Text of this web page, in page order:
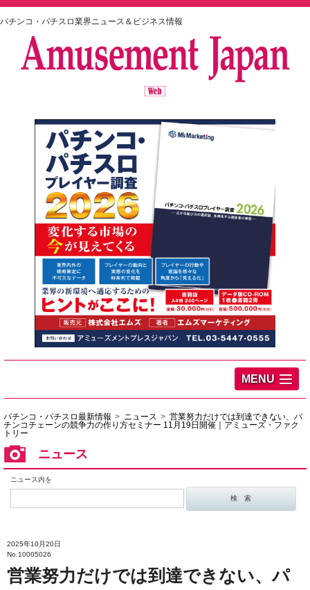
パチンコ・パチスロ業界ニュース＆ビジネス情報
MENU
パチンコ・パチスロ最新情報 ニュース
営業努力だけでは到達できない、パ
チンコチェーンの競争力の作り方セミナー 11月19日開催｜アミューズ・ファク
トリー
ニュース
ニュース内を
2025年10月20日
No.10005026
営業努力だけでは到達できない、パ